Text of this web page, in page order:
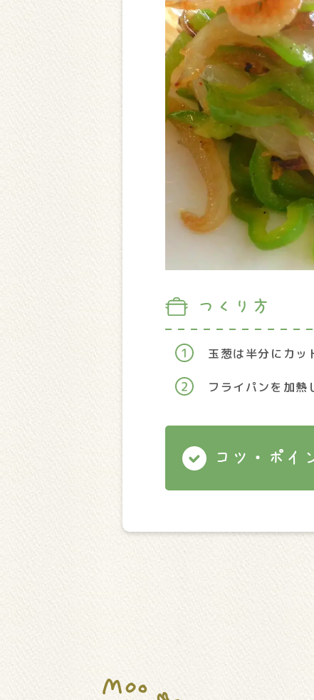
つくり方
玉葱は半分にカッ
フライパンを加熱
コツ・ポイ